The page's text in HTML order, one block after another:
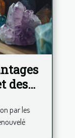
des
par les